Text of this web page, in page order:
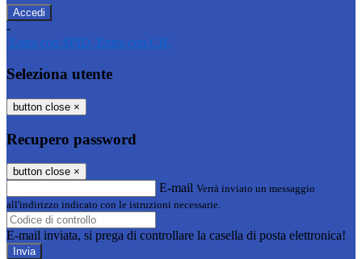
-
Entra con SPID Entra con CIE
Seleziona utente
button close ×
Recupero password
button close ×
E-mail Verrà inviato un messaggio
all'indirizzo indicato con le istruzioni necessarie.
E-mail inviata, si prega di controllare la casella di posta elettronica!